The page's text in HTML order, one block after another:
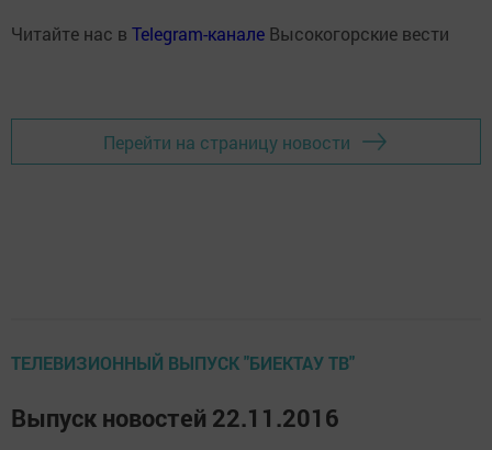
Читайте нас в Telegram-канале Высокогорские вести
Перейти на страницу новости
ТЕЛЕВИЗИОННЫЙ ВЫПУСК "БИЕКТАУ ТВ"
Выпуск новостей 22.11.2016